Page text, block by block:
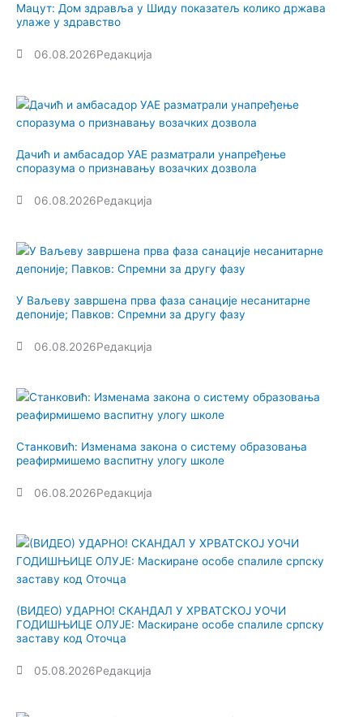
Мацут: Дом здравља у Шиду показатељ колико држава
улаже у здравство
06.08.2026Редакција
Дачић и амбасадор УАЕ разматрали унапређење
споразума о признавању возачких дозвола
06.08.2026Редакција
У Ваљеву завршена прва фаза санације несанитарне
депоније; Павков: Спремни за другу фазу
06.08.2026Редакција
Станковић: Изменама закона о систему образовања
реафирмишемо васпитну улогу школе
06.08.2026Редакција
(ВИДЕО) УДАРНО! СКАНДАЛ У ХРВАТСКОЈ УОЧИ
ГОДИШЊИЦЕ ОЛУЈЕ: Маскиране особе спалиле српску
заставу код Оточца
05.08.2026Редакција